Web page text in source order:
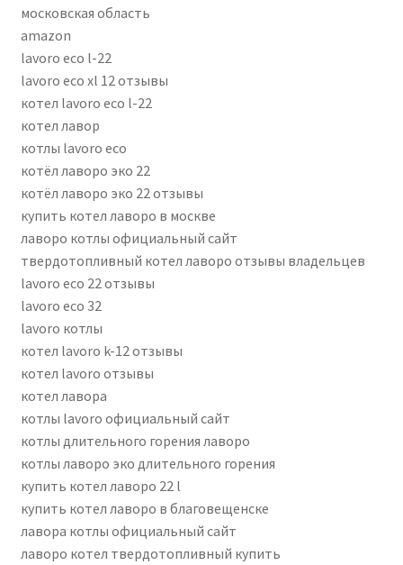
московская область
amazon
lavoro eco l-22
lavoro eco xl 12 отзывы
котел lavoro eco l-22
котел лавор
котлы lavoro eco
котёл лаворо эко 22
котёл лаворо эко 22 отзывы
купить котел лаворо в москве
лаворо котлы официальный сайт
твердотопливный котел лаворо отзывы владельцев
lavoro eco 22 отзывы
lavoro eco 32
lavoro котлы
котел lavoro k-12 отзывы
котел lavoro отзывы
котел лавора
котлы lavoro официальный сайт
котлы длительного горения лаворо
котлы лаворо эко длительного горения
купить котел лаворо 22 l
купить котел лаворо в благовещенске
лавора котлы официальный сайт
лаворо котел твердотопливный купить